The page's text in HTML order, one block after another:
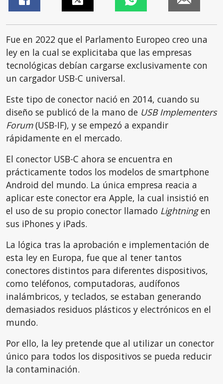
Fue en 2022 que el Parlamento Europeo creo una
ley en la cual se explicitaba que las empresas
tecnológicas debían cargarse exclusivamente con
un cargador USB-C universal.
Este tipo de conector nació en 2014, cuando su
diseño se publicó de la mano de USB Implementers
Forum(USB-IF), y se empezó a expandir
rápidamente en el mercado.
El conector USB-C ahora se encuentra en
prácticamente todos los modelos de smartphone
Android del mundo. La única empresa reacia a
aplicar este conector era Apple, la cual insistió en
el uso de su propio conector llamado Lightningen
sus iPhones y iPads.
La lógica tras la aprobación e implementación de
esta ley en Europa, fue que al tener tantos
conectores distintos para diferentes dispositivos,
como teléfonos, computadoras, audífonos
inalámbricos, y teclados, se estaban generando
demasiados residuos plásticos y electrónicos en el
mundo.
Por ello, la ley pretende que al utilizar un conector
único para todos los dispositivos se pueda reducir
la contaminación.